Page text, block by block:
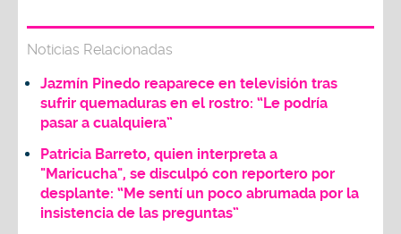
Noticias Relacionadas
Jazmín Pinedo reaparece en televisión tras
sufrir quemaduras en el rostro: “Le podría
pasar a cualquiera”
Patricia Barreto, quien interpreta a
"Maricucha", se disculpó con reportero por
desplante: “Me sentí un poco abrumada por la
insistencia de las preguntas”